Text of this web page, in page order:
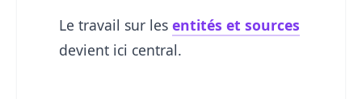
Le travail sur les entités et sources
devient ici central.